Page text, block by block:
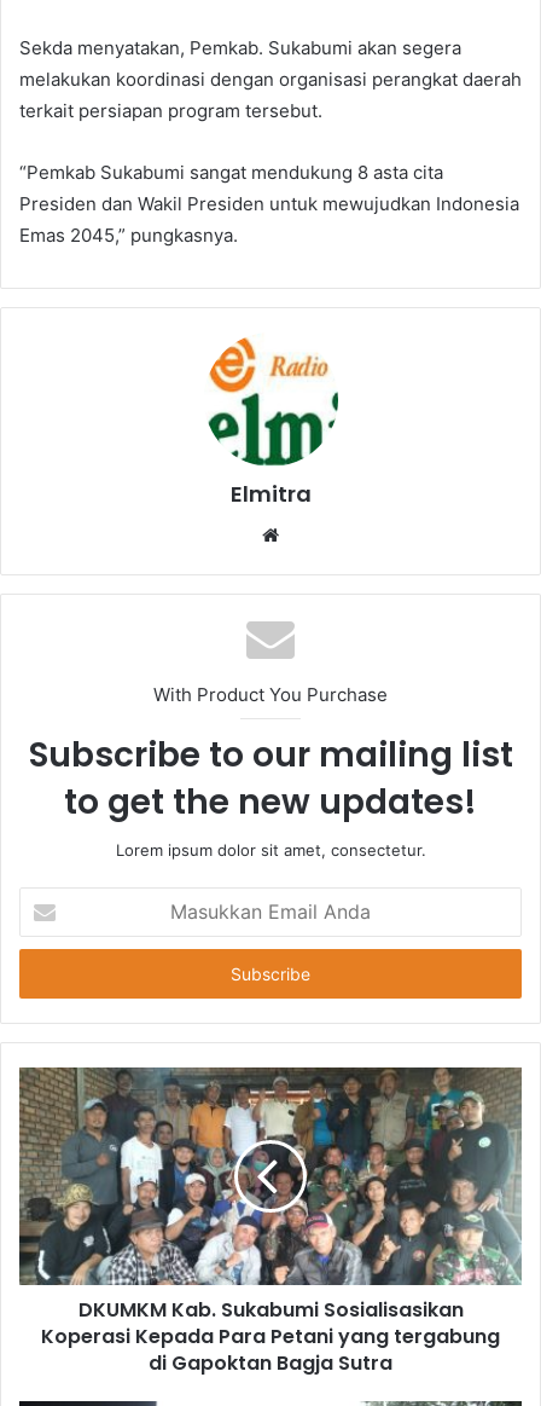
Sekda menyatakan, Pemkab. Sukabumi akan segera
melakukan koordinasi dengan organisasi perangkat daerah
terkait persiapan program tersebut.
“Pemkab Sukabumi sangat mendukung 8 asta cita
Presiden dan Wakil Presiden untuk mewujudkan Indonesia
Emas 2045,” pungkasnya.
Elmitra
Website
With Product You Purchase
Subscribe to our mailing list
to get the new updates!
Lorem ipsum dolor sit amet, consectetur.
Email
Anda
DKUMKM Kab. Sukabumi Sosialisasikan
Koperasi Kepada Para Petani yang tergabung
di Gapoktan Bagja Sutra